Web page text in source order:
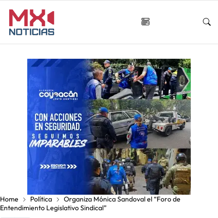
Home Política
Organiza Mónica Sandoval el “Foro de
Entendimiento Legislativo Sindical”